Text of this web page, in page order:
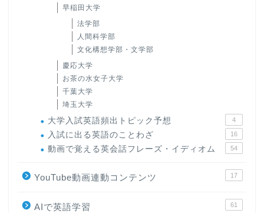
早稲田大学
法学部
人間科学部
文化構想学部・文学部
慶応大学
お茶の水女子大学
千葉大学
埼玉大学
大学入試英語頻出トピック予想 4
入試に出る英語のことわざ 16
動画で覚える英会話フレーズ・イディオム 54
YouTube動画連動コンテンツ 17
AIで英語学習 61